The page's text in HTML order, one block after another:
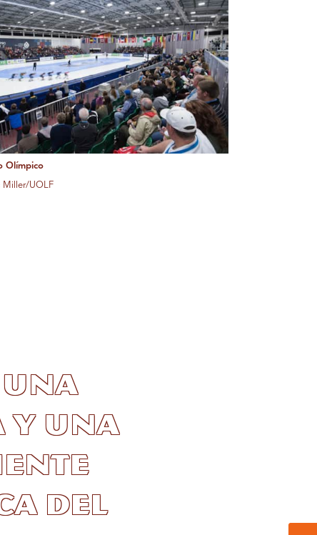
Olímpico
Miller/UOLF
y una
del